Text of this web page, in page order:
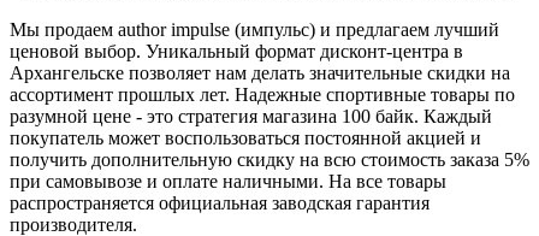
Мы продаем author impulse (импульс) и предлагаем лучший
ценовой выбор. Уникальный формат дисконт-центра в
Архангельске позволяет нам делать значительные скидки на
ассортимент прошлых лет. Надежные спортивные товары по
разумной цене - это стратегия магазина 100 байк. Каждый
покупатель может воспользоваться постоянной акцией и
получить дополнительную скидку на всю стоимость заказа 5%
при самовывозе и оплате наличными. На все товары
распространяется официальная заводская гарантия
производителя.